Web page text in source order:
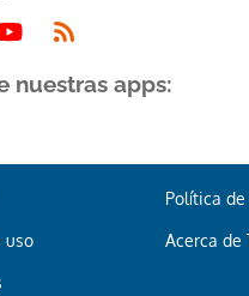
nuestras apps:
Política
uso Acerca de